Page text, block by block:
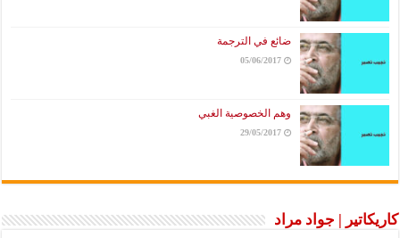
ضائع في الترجمة
05/06/2017
وهم الخصوصية الغبي
29/05/2017
| جواد مراد